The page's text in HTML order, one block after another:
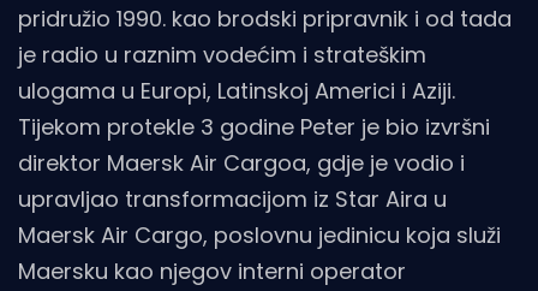
pridružio 1990. kao brodski pripravnik i od tada
je radio u raznim vodećim i strateškim
ulogama u Europi, Latinskoj Americi i Aziji.
Tijekom protekle 3 godine Peter je bio izvršni
direktor Maersk Air Cargoa, gdje je vodio i
upravljao transformacijom iz Star Aira u
Maersk Air Cargo, poslovnu jedinicu koja služi
Maersku kao njegov interni operator